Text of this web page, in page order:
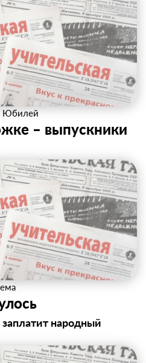
Юбилей
– выпускники
народный